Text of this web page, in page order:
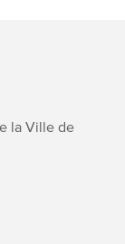
la Ville de